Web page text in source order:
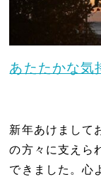
あたたかな気
新年あけまして
の方々に支えら
できました。心